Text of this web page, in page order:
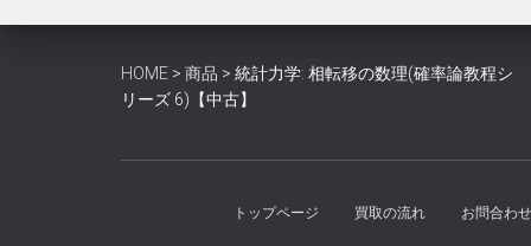
HOME > 商品 > 統計力学: 相転移の数理(確率論教程シ
リーズ 6)【中古】
トップページ 買取の流れ お問合わ